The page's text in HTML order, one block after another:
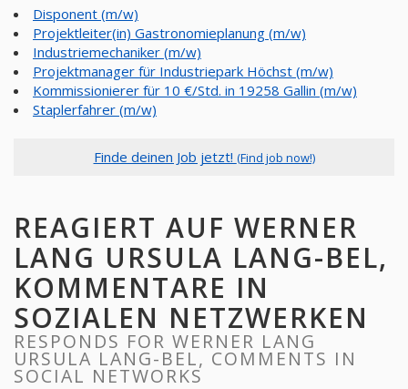
Disponent (m/w)
Projektleiter(in) Gastronomieplanung (m/w)
Industriemechaniker (m/w)
Projektmanager für Industriepark Höchst (m/w)
Kommissionierer für 10 €/Std. in 19258 Gallin (m/w)
Staplerfahrer (m/w)
Finde deinen Job jetzt! (Find job now!)
REAGIERT AUF WERNER
LANG URSULA LANG-BEL,
KOMMENTARE IN
SOZIALEN NETZWERKEN
RESPONDS FOR WERNER LANG
URSULA LANG-BEL, COMMENTS IN
SOCIAL NETWORKS